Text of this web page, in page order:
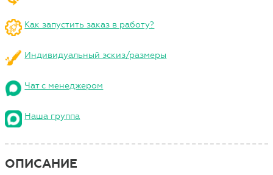
Как запустить заказ в работу?
Индивидуальный эскиз/размеры
Чат с менеджером
Наша группа
ОПИСАНИЕ